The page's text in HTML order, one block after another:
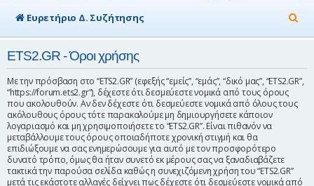
Ευρετήριο Δ. Συζήτησης
ν
ζ
η
ETS2.GR - Όροι χρήσης
Με την πρόσβαση στο “ETS2.GR” (εφεξής “εμείς”, “εμάς”, “δικό μας”, “ETS2.GR”,
“https://forum.ets2.gr”), δέχεστε ότι δεσμεύεστε νομικά από τους όρους
που ακολουθούν. Αν δεν δέχεστε ότι δεσμεύεστε νομικά από όλους τους
ακόλουθους όρους τότε παρακαλούμε μη δημιουργήσετε κάποιον
λογαριασμό και μη χρησιμοποιήσετε το “ETS2.GR”. Είναι πιθανόν να
μεταβάλλουμε τους όρους οποιαδήποτε χρονική στιγμή και θα
επιδιώξουμε να σας ενημερώσουμε για αυτό με τον προσφορότερο
δυνατό τρόπο, όμως θα ήταν συνετό εκ μέρους σας να ξαναδιαβάζετε
τακτικά την παρούσα σελίδα καθώς η συνεχιζόμενη χρήση του “ETS2.GR”
μετά τις εκάστοτε αλλαγές δείχνει πως δέχεστε ότι δεσμεύεστε νομικά από